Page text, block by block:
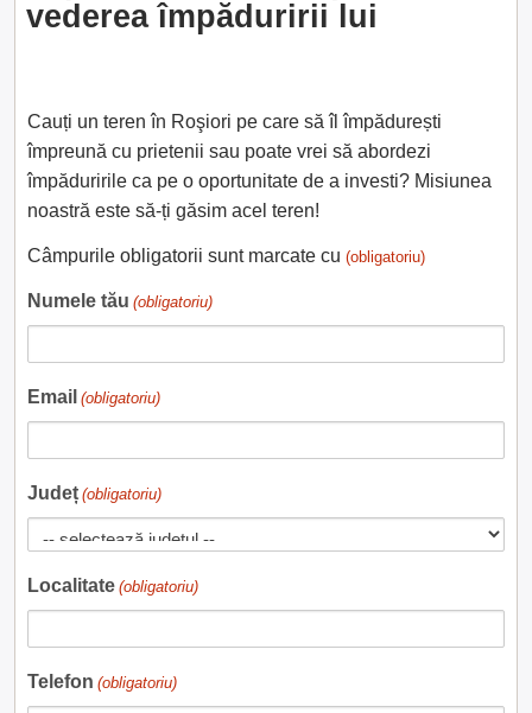
vederea împăduririi lui
Cauți un teren în Roşiori pe care să îl împădurești
împreună cu prietenii sau poate vrei să abordezi
împăduririle ca pe o oportunitate de a investi? Misiunea
noastră este să-ți găsim acel teren!
Câmpurile obligatorii sunt marcate cu (obligatoriu)
Numele tău (obligatoriu)
Email (obligatoriu)
Județ (obligatoriu)
Localitate (obligatoriu)
Telefon (obligatoriu)